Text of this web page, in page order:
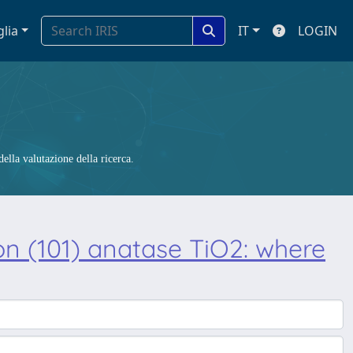
IT LOGIN
valutazione della ricerca.
(101) anatase TiO2: where